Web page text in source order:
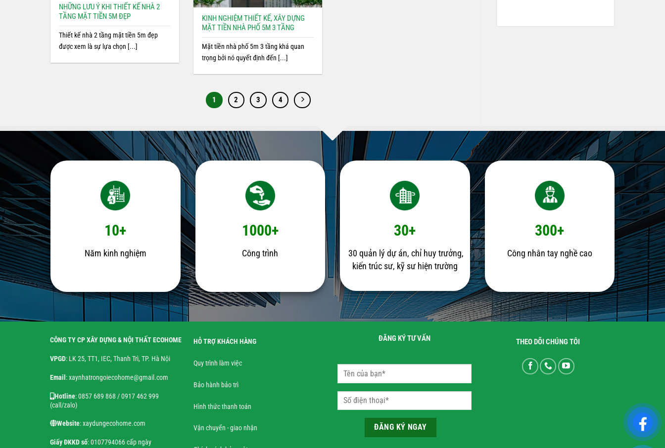
NHỮNG LƯU Ý KHI THIẾT KẾ NHÀ 2
TẦNG MẶT TIỀN 5M ĐẸP
Thiết kế nhà 2 tầng mặt tiền 5m đẹp
được xem là sự lựa chọn [...]
KINH NGHIỆM THIẾT KẾ, XÂY DỰNG
MẶT TIỀN NHÀ PHỐ 5M 3 TẦNG
Mặt tiền nhà phố 5m 3 tầng khá quan
trọng bởi nó quyết định đến [...]
1 2 3 4
10+
Năm kinh nghiệm
1000+
Công trình
30+
30 quản lý dự án, chỉ huy trưởng,
kiến trúc sư, kỹ sư hiện trường
300+
Công nhân tay nghề cao
CÔNG TY CP XÂY DỰNG & NỘI THẤT ECOHOME
VPGD: LK 25, TT1, IEC, Thanh Trì, TP. Hà Nội
Email : xaynhatrongoiecohome@gmail.com
Hotline: 0857 689 868 / 0917 462 999
(call/zalo)
Website: xaydungecohome.com
Giấy ĐKKD số: 0107794066 cấp ngày
HỖ TRỢ KHÁCH HÀNG
Quy trình làm việc
Bảo hành bảo trì
Hình thức thanh toán
Vận chuyển - giao nhận
ĐĂNG KÝ TƯ VẤN THEO DÕI CHÚNG TÔI